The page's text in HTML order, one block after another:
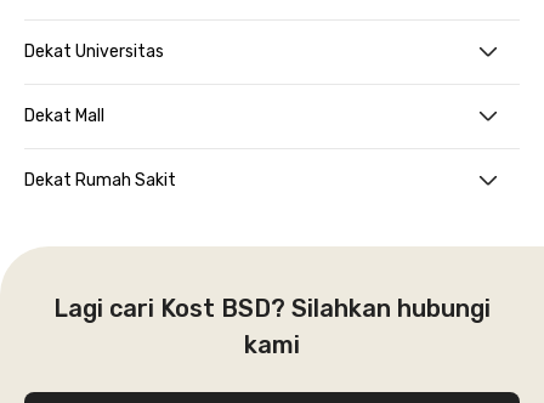
Dekat Universitas
Dekat Mall
Dekat Rumah Sakit
Lagi cari Kost BSD? Silahkan hubungi
kami